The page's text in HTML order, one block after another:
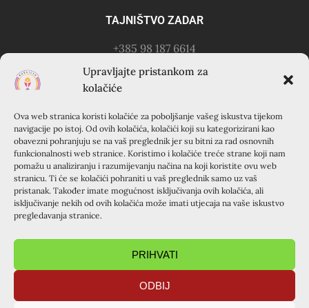
Upravljajte pristankom za
kolačiće
Ova web stranica koristi kolačiće za poboljšanje vašeg iskustva tijekom
navigacije po istoj. Od ovih kolačića, kolačići koji su kategorizirani kao
obavezni pohranjuju se na vaš preglednik jer su bitni za rad osnovnih
funkcionalnosti web stranice. Koristimo i kolačiće treće strane koji nam
pomažu u analiziranju i razumijevanju načina na koji koristite ovu web
stranicu. Ti će se kolačići pohraniti u vaš preglednik samo uz vaš
pristanak. Također imate mogućnost isključivanja ovih kolačića, ali
isključivanje nekih od ovih kolačića može imati utjecaja na vaše iskustvo
pregledavanja stranice.
PRIHVATI
ODBIJ
TAJNIŠTVO ZADAR
+385 98 187 6614
Kontakt osoba: Ružica Anušić
– zvati utorkom 18-21h
KURSILJO KRAPANJ
KRAPANJ, kuća EMAUS (Franjevački samostan), 22000
Šibenik, Hrvatska
+385 22 351 830